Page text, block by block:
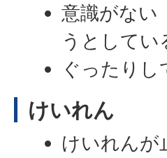
意識がない
うとしてい
ぐったりし
けいれん
けいれんが